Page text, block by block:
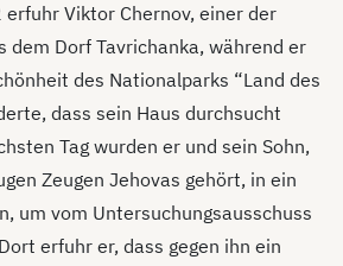
Viktor Chernov, einer der
dem Dorf Tavrichanka, während er
des Nationalparks “Land des
dass sein Haus durchsucht
Tag wurden er und sein Sohn,
Zeugen Jehovas gehört, in ein
um vom Untersuchungsausschuss
erfuhr er, dass gegen ihn ein